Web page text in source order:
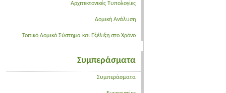
Αρχιτεκτονικές Τυπολογίες
Δομική Ανάλυση
Τοπικό Δομικό Σύστημα και Εξέλιξη στο Χρόνο
Συμπεράσματα
Συμπεράσματα